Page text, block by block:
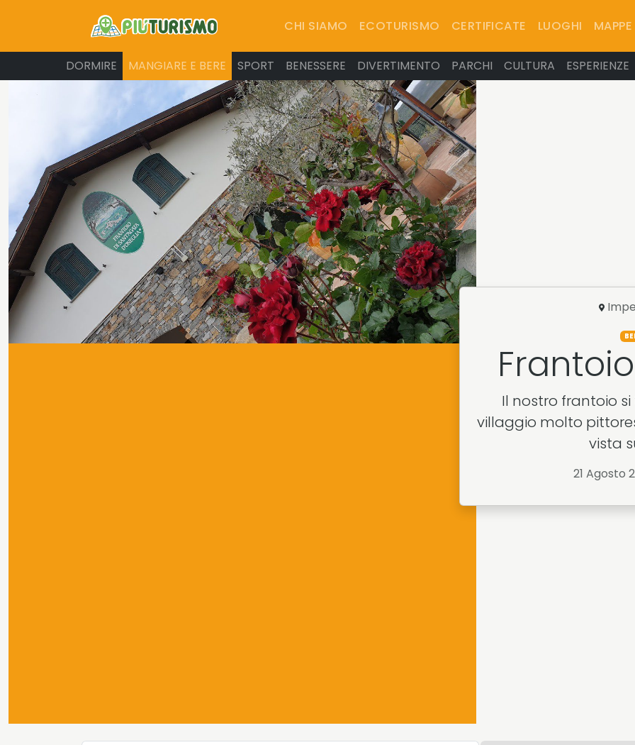
CHI SIAMO ECOTURISMO CERTIFICATE LUOGHI MAPPE
DORMIRE MANGIARE E BERE SPORT BENESSERE DIVERTIMENTO PARCHI CULTURA ESPERIENZE
Il nostro frantoio
villaggio molto
vista
21 Agosto